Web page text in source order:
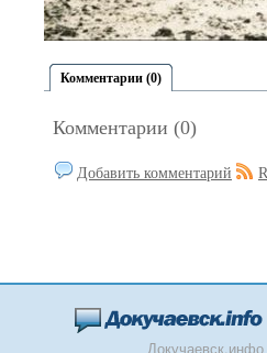
Комментарии (0)
Комментарии (0)
Добавить комментарий
Докучаевск.инфо